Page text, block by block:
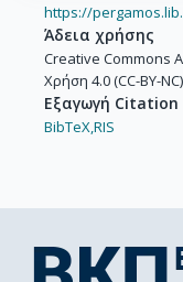
https://
Άδεια χρήσης
Creative Commons
Χρήση 4.0 (CC-BY-NC)
Εξαγωγή Citation
BibTeX,RIS